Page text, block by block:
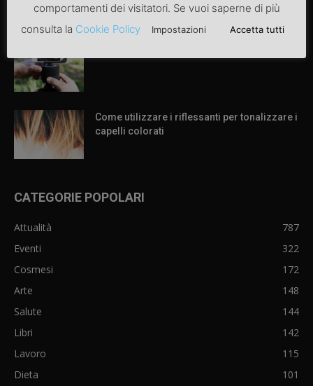
Come utilizzare i riflessanti per tonalizzare i
capelli colorati
CATEGORIE POPOLARI
Attualità
787
Eventi
322
Cosmesi
172
Arte
148
Salute
144
Libri
142
Lavoro
115
Dieta
101
comportamenti dei visitatori. Se vuoi saperne di più
consulta la Cookie Policy Impostazioni Accetta tutti